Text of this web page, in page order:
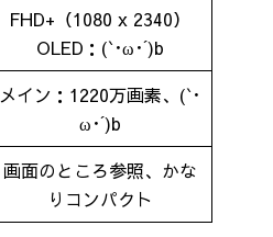
FHD+（1080 x 2340）
OLED：(`･ω･´)b
メイン：1220万画素、(`･
ω･´)b
画面のところ参照、かな
りコンパクト